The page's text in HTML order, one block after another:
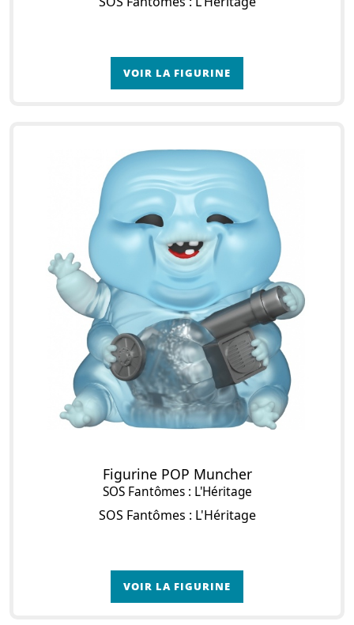
VOIR LA FIGURINE
Figurine POP Muncher
SOS Fantômes : L'Héritage
SOS Fantômes : L'Héritage
VOIR LA FIGURINE